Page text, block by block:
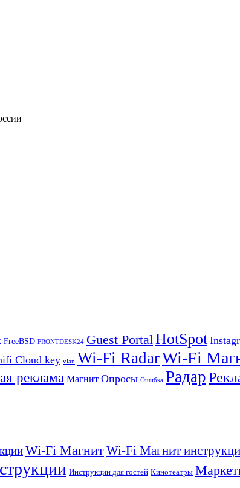
FreeBSD FRONTDESK24 Guest Portal HotSpot
Cloud key vlan Wi-Fi RadarWi-Fi
реклама Магнит Опросы Ошибка Радар
Wi-Fi МагнитWi-Fi Магнит
Инструкции для гостей Кинотеатры